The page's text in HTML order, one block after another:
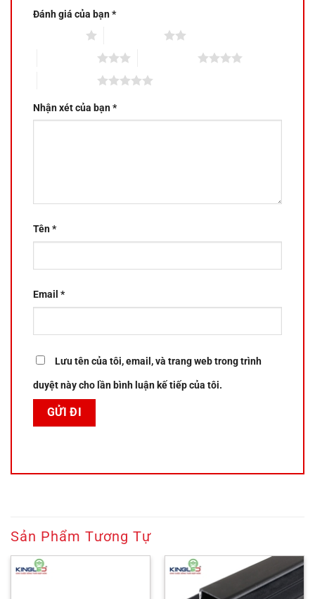
Đánh giá của bạn*
Nhận xét của bạn*
Tên*
Email *
Lưu tên của tôi, email, và trang web trong trình
duyệt này cho lần bình luận kế tiếp của tôi.
Sản Phẩm Tương Tự